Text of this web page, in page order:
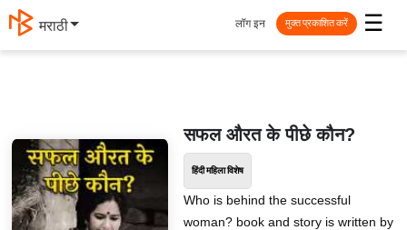
मराठी ☰
लॉग इन मुक्त प्रकाशित करें
सफल औरत के पीछे कौन?
हिंदी महिला विशेष
Who is behind the successful
woman? book and story is written by